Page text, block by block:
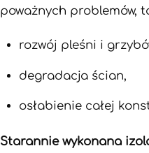
poważnych problemów,
rozwój pleśni i
degradacja ścian,
osłabienie całej
Starannie wykonana